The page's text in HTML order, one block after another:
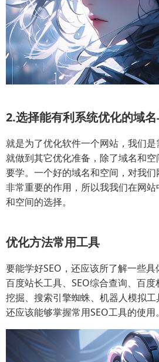
2.选择能有利系统优化的域
就是为了优化软件一个网站，我们
就做到其它优化准备，除了域名和
要学。一个好的域名和空间，对我
非常重要的作用，所以我我们在网
和空间的选择。
优化方法常用工具
要能学好SEO，还应该所了解一些
百度站长工具、SEO综合查询、百
挖掘、搜索引擎蜘蛛、机器人模拟工
还应该能够掌握常用SEO工具的使用。